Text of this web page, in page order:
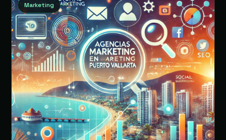
Marketing